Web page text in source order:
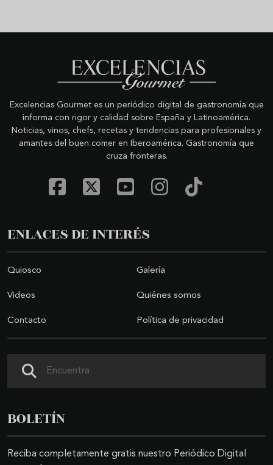
Excelencias Gourmet es un periódico digital de gastronomía que
informa con rigor y calidad sobre España y Latinoamérica.
Noticias, vinos, chefs, recetas y tendencias para profesionales y
amantes del buen comer en Iberoamérica. Gastronomía que
cruza fronteras.
ENLACES DE INTERÉS
Quiosco Galería
Videos Quiénes somos
Contacto Política de privacidad
BOLETÍN
Reciba completamente gratis nuestro Periódico Digital